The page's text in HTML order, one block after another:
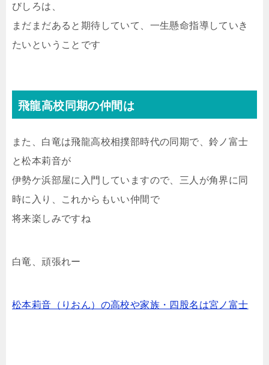
びしろは、
まだまだあると期待していて、一生懸命指導していき
たいということです
飛龍高校同期の仲間は
また、白竜は飛龍高校相撲部時代の同期で、鈴ノ富士
と松本莉音が
伊勢ケ浜部屋に入門していますので、三人が角界に同
時に入り、これからもいい仲間で
将来楽しみですね
白竜、頑張れー
松本莉音（りおん）の高校や家族・四股名は宮ノ富士